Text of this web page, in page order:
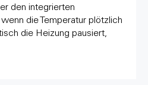
den integrierten
die Temperatur plötzlich
die Heizung pausiert,